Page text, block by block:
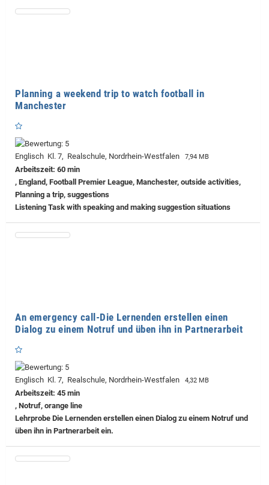
Planning a weekend trip to watch football in
Manchester
Englisch Kl. 7, Realschule, Nordrhein-Westfalen 7,94 MB
Arbeitszeit: 60 min
, England, Football Premier League, Manchester, outside activities,
Planning a trip, suggestions
Listening Task with speaking and making suggestion situations
An emergency call-Die Lernenden erstellen einen
Dialog zu einem Notruf und üben ihn in Partnerarbeit
Englisch Kl. 7, Realschule, Nordrhein-Westfalen 4,32 MB
Arbeitszeit: 45 min
, Notruf, orange line
Lehrprobe Die Lernenden erstellen einen Dialog zu einem Notruf und
üben ihn in Partnerarbeit ein.